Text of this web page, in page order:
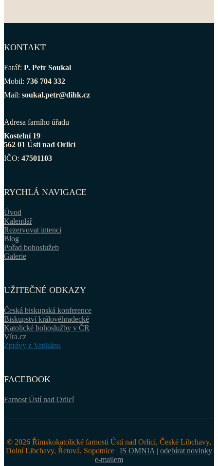
KONTAKT
Farář: P. Petr Soukal
Mobil: 736 704 332
Mail: soukal.petr@dihk.cz
Adresa farního úřadu
Kostelní 19
562 01 Ústí nad Orlicí
IČO: 47501103
RYCHLÁ NAVIGACE
Úvod
Kalendář
Rezervovat intenci
Blog
Pořad bohoslužeb
Galerie
UŽITEČNÉ ODKAZY
Česká biskupská konference
Biskupství královéhradecké
Katolické bohoslužby v ČR
Víra.cz
Zprávy z Vatikánu
FACEBOOK
Farnost Ústí nad Orlicí
© 2026 Římskokatolické farnosti Ústí nad Orlicí, České Libchavy,
Dolní Libchavy, Řetová, Sopotnice | IS OMNIA | odebírat novinky
e-mailem